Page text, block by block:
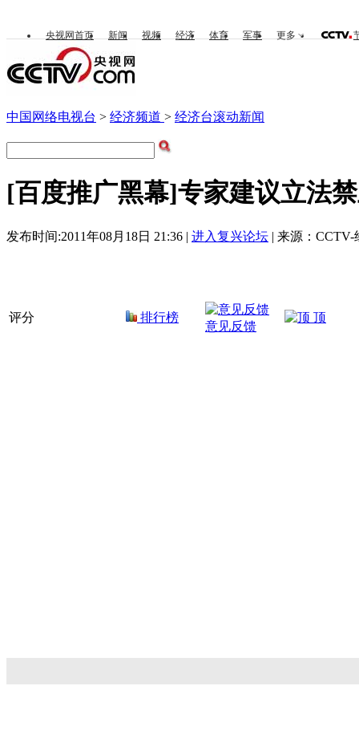
央视网首页 新闻 视频 经济 体育 军事 更多
中国网络电视台 > 经济频道 > 经济台滚动新闻
[百度推广黑幕]专家建议立法
发布时间:2011年08月18日 21:36 | 进入复兴论坛 | 来源：
评分 排行榜
意见反馈
顶